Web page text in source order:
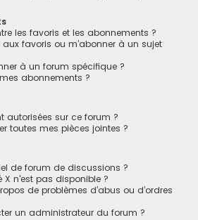
les favoris et les abonnements ?
favoris ou m’abonner à un sujet
à un forum spécifique ?
abonnements ?
autorisées sur ce forum ?
toutes mes pièces jointes ?
de forum de discussions ?
n’est pas disponible ?
de problèmes d’abus ou d’ordres
un administrateur du forum ?